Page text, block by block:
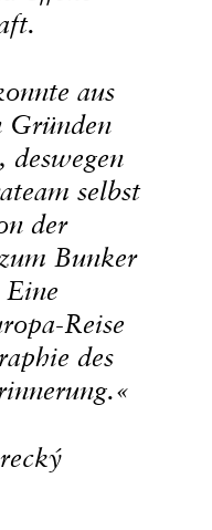
aus
Gründen
deswegen
selbst
der
Bunker
Reise
des